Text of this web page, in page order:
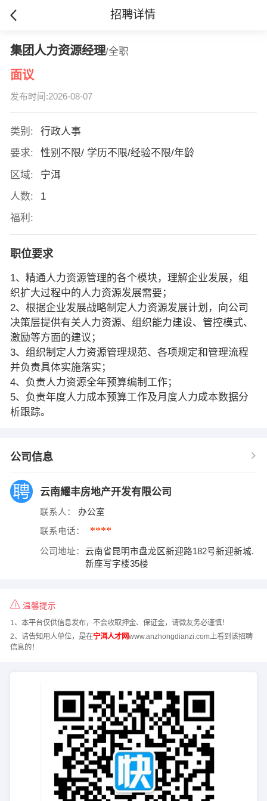
招聘详情
集团人力资源经理/全职
面议
发布时间:2026-08-07
类别:
行政人事
要求:
性别不限/ 学历不限/经验不限/年龄
区域:
宁洱
人数:
1
福利:
职位要求
1、精通人力资源管理的各个模块，理解企业发展，组
织扩大过程中的人力资源发展需要；
2、根据企业发展战略制定人力资源发展计划，向公司
决策层提供有关人力资源、组织能力建设、管控模式、
激励等方面的建议；
3、组织制定人力资源管理规范、各项规定和管理流程
并负责具体实施落实；
4、负责人力资源全年预算编制工作；
5、负责年度人力成本预算工作及月度人力成本数据分
析跟踪。
公司信息
云南耀丰房地产开发有限公司
联系人： 办公室
联系电话： ****
公司地址：
云南省昆明市盘龙区新迎路182号新迎新城.
新座写字楼35楼
温馨提示
1、本平台仅供信息发布，不会收取押金、保证金，请微友务必谨慎！
2、请告知用人单位，是在宁洱人才网www.anzhongdianzi.com上看到该招聘
信息的！